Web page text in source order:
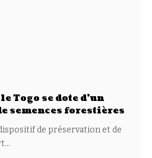
Togo se dote d’un
semences forestières
de préservation et de
…